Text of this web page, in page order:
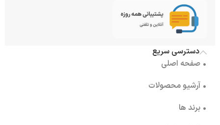
دسترسی سریع
• صفحه اصلی
• آرشیو محصولات
• برند ها